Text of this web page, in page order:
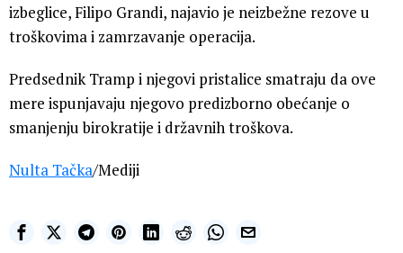
izbeglice, Filipo Grandi, najavio je neizbežne rezove u
troškovima i zamrzavanje operacija.
Predsednik Tramp i njegovi pristalice smatraju da ove
mere ispunjavaju njegovo predizborno obećanje o
smanjenju birokratije i državnih troškova.
Nulta Tačka/Mediji